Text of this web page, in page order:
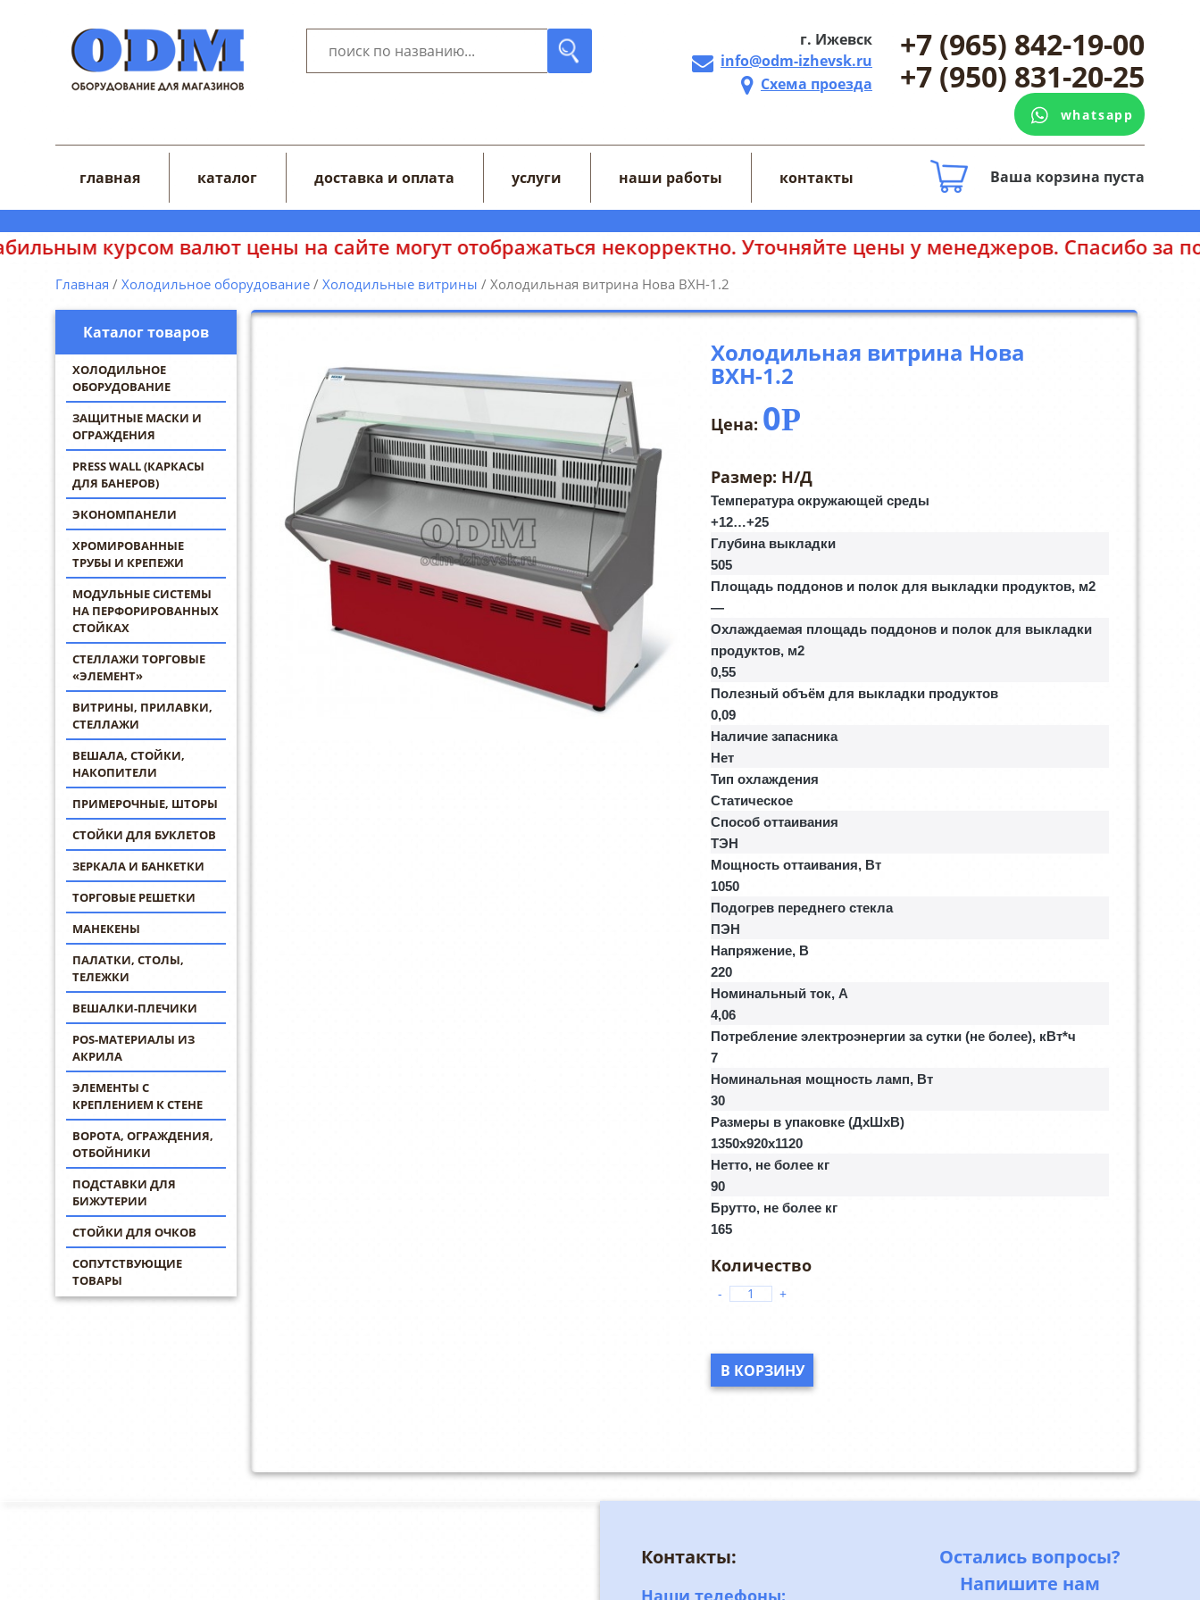
г. Ижевск
info@odm-izhevsk.ru
Схема проезда
+7 (965) 842-19-00
+7 (950) 831-20-25
whatsapp
главная каталог доставка и оплата услуги наши работы контакты Ваша корзина пуста
валют цены на сайте могут отображаться некорректно. Уточняйте цены у менеджеров. Спасибо за понимание.
Каталог товаров
ХОЛОДИЛЬНОЕ
ОБОРУДОВАНИЕ
ЗАЩИТНЫЕ МАСКИ И
ОГРАЖДЕНИЯ
PRESS WALL (КАРКАСЫ
ДЛЯ БАНЕРОВ)
ЭКОНОМПАНЕЛИ
ХРОМИРОВАННЫЕ
ТРУБЫ И КРЕПЕЖИ
МОДУЛЬНЫЕ СИСТЕМЫ
НА ПЕРФОРИРОВАННЫХ
СТОЙКАХ
СТЕЛЛАЖИ ТОРГОВЫЕ
«ЭЛЕМЕНТ»
ВИТРИНЫ, ПРИЛАВКИ,
СТЕЛЛАЖИ
ВЕШАЛА, СТОЙКИ,
НАКОПИТЕЛИ
ПРИМЕРОЧНЫЕ, ШТОРЫ
СТОЙКИ ДЛЯ БУКЛЕТОВ
ЗЕРКАЛА И БАНКЕТКИ
ТОРГОВЫЕ РЕШЕТКИ
МАНЕКЕНЫ
ПАЛАТКИ, СТОЛЫ,
ТЕЛЕЖКИ
ВЕШАЛКИ-ПЛЕЧИКИ
POS-МАТЕРИАЛЫ ИЗ
АКРИЛА
ЭЛЕМЕНТЫ С
КРЕПЛЕНИЕМ К СТЕНЕ
ВОРОТА, ОГРАЖДЕНИЯ,
ОТБОЙНИКИ
ПОДСТАВКИ ДЛЯ
БИЖУТЕРИИ
СТОЙКИ ДЛЯ ОЧКОВ
СОПУТСТВУЮЩИЕ
ТОВАРЫ
Главная / Холодильное оборудование / Холодильные витрины / Холодильная витрина Нова ВХН-1.2
Холодильная витрина Нова
ВХН-1.2
0Р
Размер: Н/Д
Температура окружающей среды
+12…+25
Глубина выкладки
505
Площадь поддонов и полок для выкладки продуктов, м2
—
Охлаждаемая площадь поддонов и полок для выкладки
продуктов, м2
0,55
Полезный объём для выкладки продуктов
0,09
Наличие запасника
Нет
Тип охлаждения
Статическое
Способ оттаивания
ТЭН
Мощность оттаивания, Вт
1050
Подогрев переднего стекла
ПЭН
Напряжение, В
220
Номинальный ток, A
4,06
Потребление электроэнергии за сутки (не более), кВт*ч
7
Номинальная мощность ламп, Вт
30
Размеры в упаковке (ДхШхВ)
1350x920x1120
Нетто, не более кг
90
Брутто, не более кг
165
- +
В КОРЗИНУ
Контакты:
Наши телефоны:
Остались вопросы?
Напишите нам